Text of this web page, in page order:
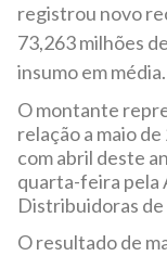
registrou novo
73,263 milhões
insumo em média.
O montante
relação a maio
com abril deste
quarta-feira pela
Distribuidoras de
O resultado de